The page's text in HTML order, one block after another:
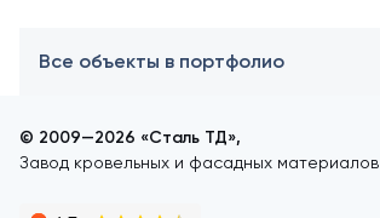
Все объекты в портфолио
© 2009—2026 «Сталь ТД»,
Завод кровельных и фасадных материалов